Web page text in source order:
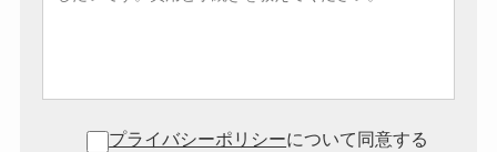
プライバシーポリシーについて同意する